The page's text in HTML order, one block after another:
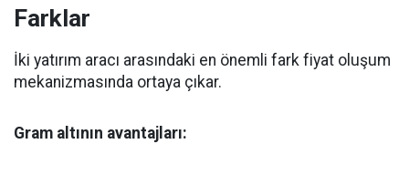
Farklar
İki yatırım aracı arasındaki en önemli fark fiyat oluşum
mekanizmasında ortaya çıkar.
Gram altının avantajları: